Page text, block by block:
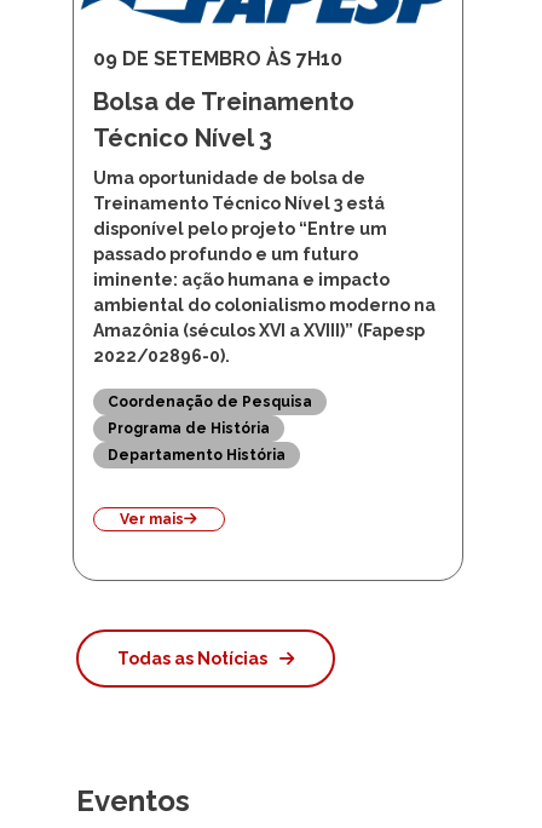
Bolsa de Treinamento
Técnico Nível 3
Uma oportunidade de bolsa de
Treinamento Técnico Nível 3 está
disponível pelo projeto “Entre um
passado profundo e um futuro
iminente: ação humana e impacto
ambiental do colonialismo moderno na
Amazônia (séculos XVI a XVIII)” (Fapesp
2022/02896-0).
Coordenação de Pesquisa
Departamento História
Ver mais